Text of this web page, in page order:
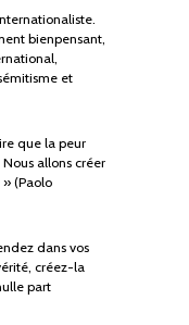
bienpensant,
et
que la peur
allons créer
(Paolo
dans vos
créez-la
part